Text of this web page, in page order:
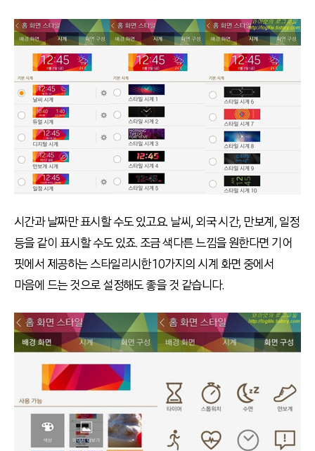
시간과 날짜만 표시할 수도 있고요. 날씨, 외국 시간, 만보계, 일정
등을 같이 표시할 수도 있죠. 조금 색다른 느낌을 원한다면 기어
핏에서 제공하는 스타일리시한 10가지의 시계 화면 중에서
마음에 드는 것으로 설정해도 좋을 것 같습니다.